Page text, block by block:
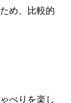
め、比較的
べりを楽し